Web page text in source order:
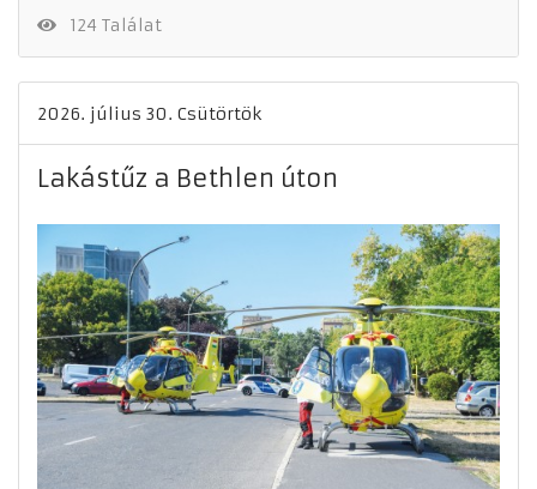
124 Találat
2026. július 30. Csütörtök
Lakástűz a Bethlen úton